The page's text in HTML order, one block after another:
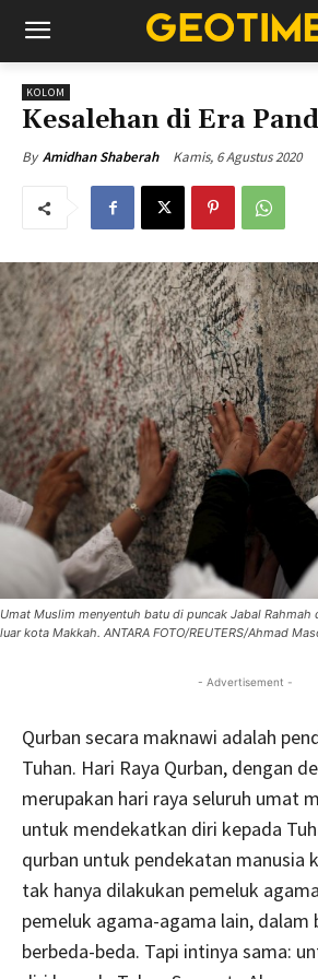
KOLOM
Kesalehan di Era
By Amidhan Shaberah Kamis, 6 Agustus 2020
Umat Muslim menyentuh batu di puncak Jabal
luar kota Makkah. ANTARA FOTO/REUTERS/Ahmad
- Advertisement -
Qurban secara maknawi adalah
Tuhan. Hari Raya Qurban, dengan
merupakan hari raya seluruh umat
untuk mendekatkan diri kepada
qurban untuk pendekatan manusia
tak hanya dilakukan pemeluk
pemeluk agama-agama lain, dalam
berbeda-beda. Tapi intinya sama: